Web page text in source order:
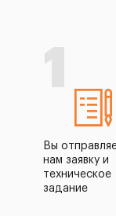
1
Вы
нам заявку и
техническое
задание